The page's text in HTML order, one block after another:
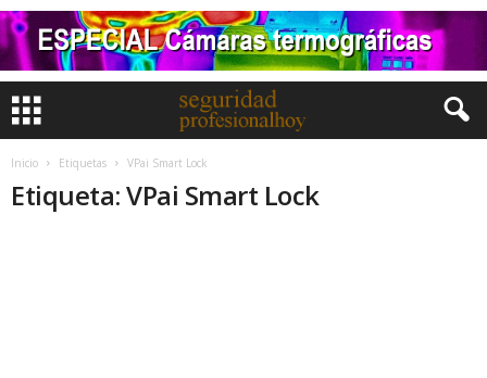
Inicio Etiquetas VPai Smart Lock
Etiqueta: VPai Smart Lock